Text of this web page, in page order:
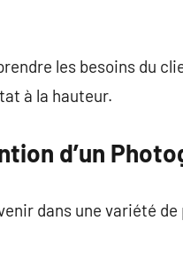
les besoins du
à la hauteur.
d’un
dans une variété